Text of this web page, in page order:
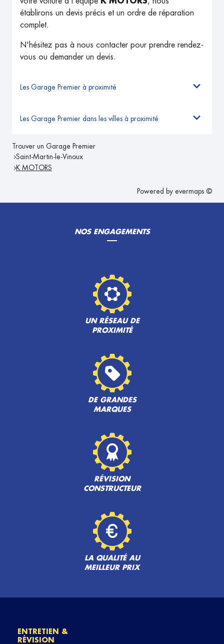
établirons un devis précis et un ordre de réparation
complet.
N'hésitez pas à nous contacter pour prendre rendez-
vous ou demander un devis.
Les Garage Premier à proximité
Les Garage Premier dans les villes à proximité
Trouver un Garage Premier
Saint-Martin-le-Vinoux
K MOTORS
Powered by evermaps ©
NOS ENGAGEMENTS
UN RÉSEAU DE
PROXIMITÉ
DE GRANDES
MARQUES
RÉVISION
CONSTRUCTEUR
LA QUALITÉ AU
MEILLEUR PRIX
ENTRETIEN &
RÉVISION